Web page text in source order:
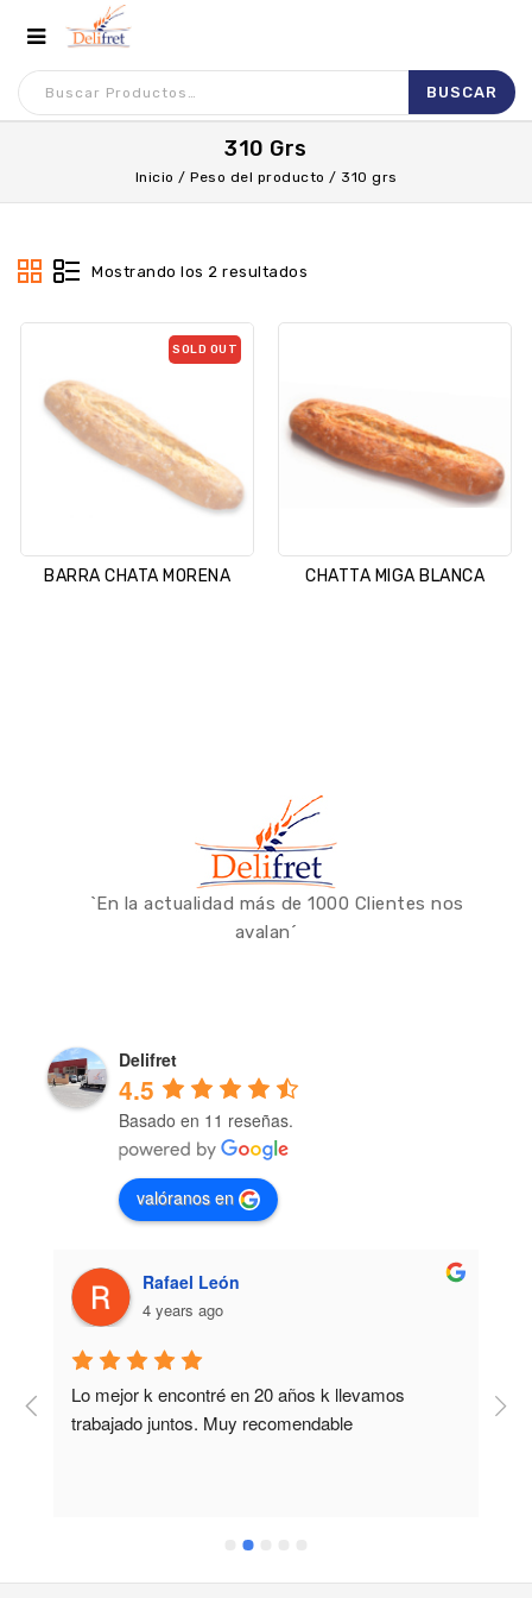
310 Grs
Inicio / Peso del producto / 310 grs
Mostrando los 2 resultados
SOLD OUT
BARRA CHATA MORENA CHATTA MIGA BLANCA
`En la actualidad más de 1000 Clientes nos
avalan´
Delifret
4.5
Basado en 11 reseñas.
valóranos en
Rafael León
4 years ago
Lo mejor k encontré en 20 años k llevamos
trabajado juntos. Muy recomendable